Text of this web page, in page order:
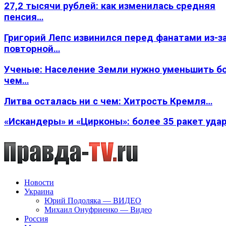
27,2 тысячи рублей: как изменилась средняя
пенсия…
Григорий Лепс извинился перед фанатами из-
повторной…
Ученые: Население Земли нужно уменьшить
чем…
Литва осталась ни с чем: Хитрость Кремля…
«Искандеры» и «Цирконы»: более 35 ракет
Новости
Украина
Юрий Подоляка — ВИДЕО
Михаил Онуфриенко — Видео
Россия